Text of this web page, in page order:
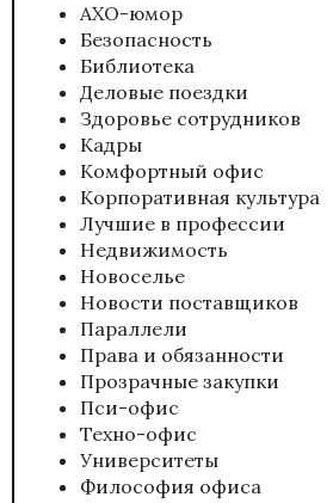
АХО-юмор
Безопасность
Библиотека
Деловые поездки
Здоровье сотрудников
Кадры
Комфортный офис
Корпоративная культура
Лучшие в профессии
Недвижимость
Новоселье
Новости поставщиков
Параллели
Права и обязанности
Прозрачные закупки
Пси-офис
Техно-офис
Университеты
Философия офиса